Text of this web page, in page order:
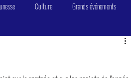
Culture Grands événements